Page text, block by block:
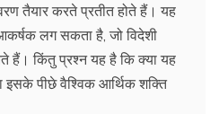
तैयार करते प्रतीत होते हैं। यह
लग सकता है, जो विदेशी
हैं। किंतु प्रश्न यह है कि क्या यह
इसके पीछे वैश्विक आर्थिक शक्ति